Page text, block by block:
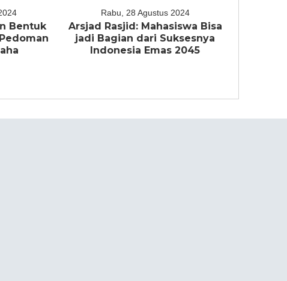
Bentuk
Rabu, 28 Agustus 2024
Arsjad Rasjid: Mahasiswa Bisa
jadi Bagian dari Suksesnya
Indonesia Emas 2045